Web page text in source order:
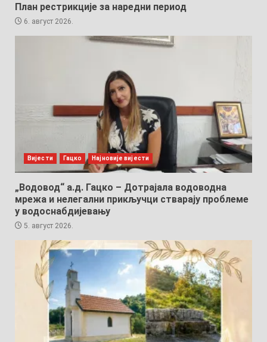
План рестрикције за наредни период
6. август 2026.
Вијести Гацко Најновије вијести
„Водовод“ а.д. Гацко – Дотрајала водоводна
мрежа и нелегални прикључци стварају проблеме
у водоснабдијевању
5. август 2026.